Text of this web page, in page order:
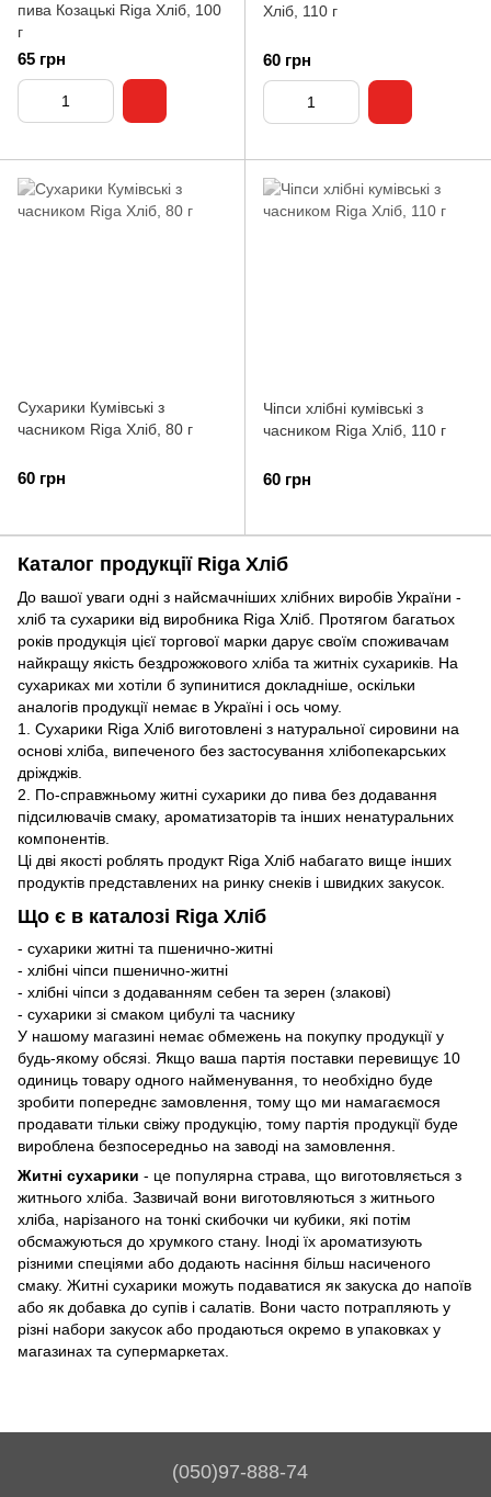
пива Козацькі Riga Хліб, 100
г
65 грн
Хліб, 110 г
60 грн
Сухарики Кумівські з
часником Riga Хліб, 80 г
60 грн
Чіпси хлібні кумівські з
часником Riga Хліб, 110 г
60 грн
Каталог продукції Riga Хліб
До вашої уваги одні з найсмачніших хлібних виробів України -
хліб та сухарики від виробника Riga Хліб. Протягом багатьох
років продукція цієї торгової марки дарує своїм споживачам
найкращу якість бездрожжового хліба та житніх сухариків. На
сухариках ми хотіли б зупинитися докладніше, оскільки
аналогів продукції немає в Україні і ось чому.
1. Сухарики Riga Хліб виготовлені з натуральної сировини на
основі хліба, випеченого без застосування хлібопекарських
дріжджів.
2. По-справжньому житні сухарики до пива без додавання
підсилювачів смаку, ароматизаторів та інших ненатуральних
компонентів.
Ці дві якості роблять продукт Riga Хліб набагато вище інших
продуктів представлених на ринку снеків і швидких закусок.
Що є в каталозі Riga Хліб
- сухарики житні та пшенично-житні
- хлібні чіпси пшенично-житні
- хлібні чіпси з додаванням себен та зерен (злакові)
- сухарики зі смаком цибулі та часнику
У нашому магазині немає обмежень на покупку продукції у
будь-якому обсязі. Якщо ваша партія поставки перевищує 10
одиниць товару одного найменування, то необхідно буде
зробити попереднє замовлення, тому що ми намагаємося
продавати тільки свіжу продукцію, тому партія продукції буде
вироблена безпосередньо на заводі на замовлення.
Житні сухарики - це популярна страва, що виготовляється з
житнього хліба. Зазвичай вони виготовляються з житнього
хліба, нарізаного на тонкі скибочки чи кубики, які потім
обсмажуються до хрумкого стану. Іноді їх ароматизують
різними спеціями або додають насіння більш насиченого
смаку. Житні сухарики можуть подаватися як закуска до напоїв
або як добавка до супів і салатів. Вони часто потрапляють у
різні набори закусок або продаються окремо в упаковках у
магазинах та супермаркетах.
(050)97-888-74